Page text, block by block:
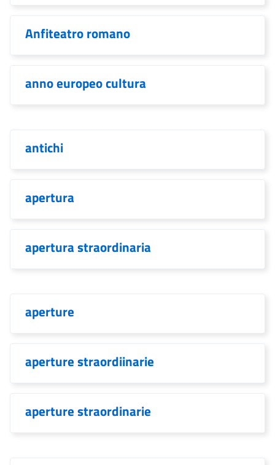
Anfiteatro romano
anno europeo cultura
antichi
apertura
apertura straordinaria
aperture
aperture straordiinarie
aperture straordinarie